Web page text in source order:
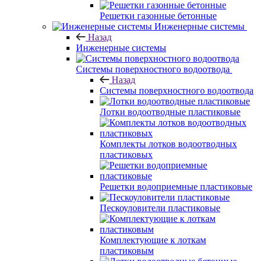
Решетки газонные бетонные
Инженерные системы
Назад
Инженерные системы
Системы поверхностного водоотвода
Назад
Системы поверхностного водоотвода
Лотки водоотводные пластиковые
Комплекты лотков водоотводных
пластиковых
Решетки водоприемные пластиковые
Пескоуловители пластиковые
Комплектующие к лоткам
пластиковым